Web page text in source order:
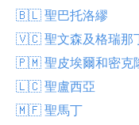
🇧🇱 聖巴托洛繆
🇻🇨 聖文森及格瑞那
🇵🇲 聖皮埃爾和密克
🇱🇨 聖盧西亞
🇲🇫 聖馬丁